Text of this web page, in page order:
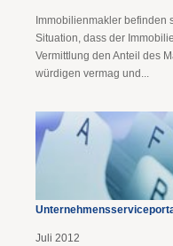
Immobilienmakler befinden
Situation, dass der
Vermittlung den Anteil des
würdigen vermag und...
Juli 2012